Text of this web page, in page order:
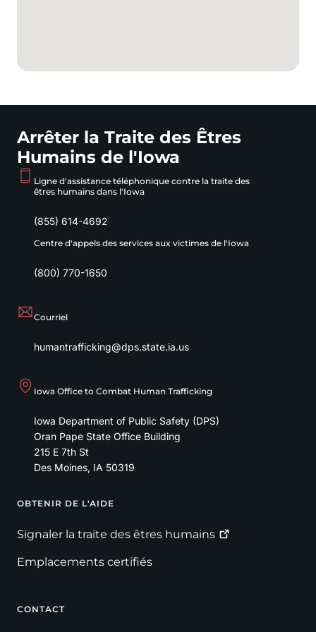
Arrêter la Traite des Êtres
Humains de l'Iowa
Ligne d'assistance téléphonique contre la traite des
êtres humains dans l'Iowa
(855) 614-4692
Centre d'appels des services aux victimes de l'Iowa
(800) 770-1650
Courriel
humantrafficking@dps.state.ia.us
Iowa Office to Combat Human Trafficking
Iowa Department of Public Safety (DPS)
Oran Pape State Office Building
215 E 7th St
Des Moines, IA 50319
Footer
OBTENIR DE L'AIDE
Signaler la traite des êtres humains
Emplacements certifiés
CONTACT